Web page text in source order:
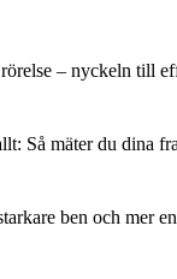
– nyckeln till
Så mäter du dina
ben och mer